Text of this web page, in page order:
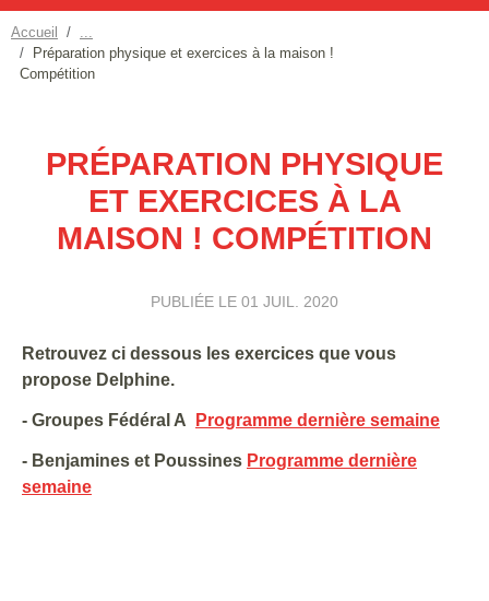
Accueil
Préparation physique et exercices à la maison !
Compétition
PRÉPARATION PHYSIQUE
ET EXERCICES À LA
MAISON ! COMPÉTITION
PUBLIÉE LE 01 JUIL. 2020
Retrouvez ci dessous les exercices que vous
propose Delphine.
- Groupes Fédéral A Programme dernière semaine
- Benjamines et Poussines Programme dernière
semaine